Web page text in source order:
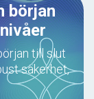
början
till slut
säkerhet,